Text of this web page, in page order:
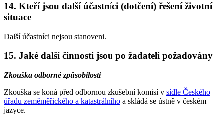
14. Kteří jsou další účastníci (dotčení) řešení životní
situace
Další účastníci nejsou stanoveni.
15. Jaké další činnosti jsou po žadateli požadovány
Zkouška odborné způsobilosti
Zkouška se koná před odbornou zkušební komisí v sídle Českého
úřadu zeměměřického a katastrálního a skládá se ústně v českém
jazyce.